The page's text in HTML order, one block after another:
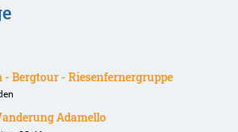
- Bergtour - Riesenfernergruppe
Adamello